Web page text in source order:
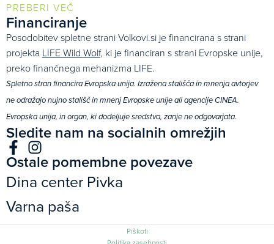
PREBERI VEČ
Financiranje
Posodobitev spletne strani Volkovi.si je financirana s strani
projekta LIFE Wild Wolf, ki je financiran s strani Evropske unije,
preko finančnega mehanizma LIFE.
Spletno stran financira Evropska unija. Izražena stališča in mnenja avtorjev
ne odražajo nujno stališč in mnenj Evropske unije ali agencije CINEA.
Evropska unija, in organ, ki dodeljuje sredstva, zanje ne odgovarjata.
Sledite nam na socialnih omrežjih
Ostale pomembne povezave
Dina center Pivka
Varna paša
Piškoti